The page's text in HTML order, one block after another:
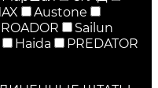
Austone
ROADOR
Sailun
Haida
PREDATOR